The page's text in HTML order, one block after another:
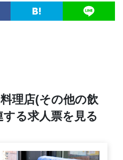
理店(その他の飲
る求人票を見る